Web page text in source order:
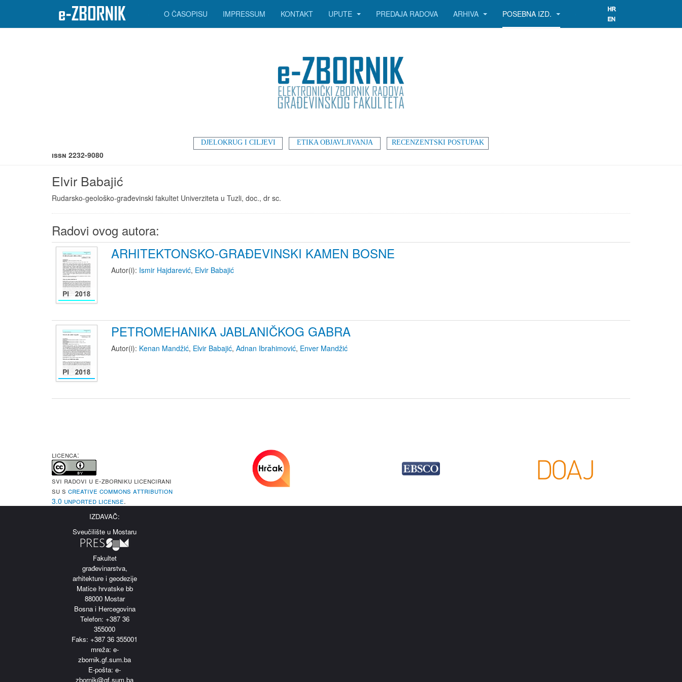
DJELOKRUG I CILJEVI ETIKA OBJAVLJIVANJA RECENZENTSKI POSTUPAK
O ČASOPISU IMPRESSUM KONTAKT UPUTE PREDAJA RADOVA ARHIVA POSEBNA IZD.
ISSN 2232-9080
Elvir Babajić
Rudarsko-geološko-građevinski fakultet Univerziteta u Tuzli, doc., dr sc.
Radovi ovog autora:
ARHITEKTONSKO-GRAĐEVINSKI KAMEN BOSNE
Autor(i): Ismir Hajdarević, Elvir Babajić
PETROMEHANIKA JABLANIČKOG GABRA
Autor(i): Kenan Mandžić, Elvir Babajić, Adnan Ibrahimović, Enver Mandžić
LICENCA:
Svi radovi u e-Zborniku licencirani
su s Creative Commons Attribution
3.0 Unported License.
IZDAVAČ:
Sveučilište u Mostaru
Fakultet
građevinarstva,
arhitekture i geodezije
Matice hrvatske bb
88000 Mostar
Bosna i Hercegovina
Telefon: +387 36
355000
Faks: +387 36 355001
mreža: e-
zbornik.gf.sum.ba
E-pošta: e-
zbornik@gf.sum.ba